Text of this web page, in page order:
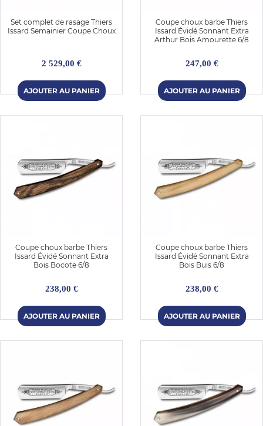
Set complet de rasage Thiers
Issard Semainier Coupe Choux
2 529,00 €
Coupe choux barbe Thiers
Issard Évidé Sonnant Extra
Arthur Bois Amourette 6/8
247,00 €
Coupe choux barbe Thiers
Issard Évidé Sonnant Extra
Bois Bocote 6/8
238,00 €
Coupe choux barbe Thiers
Issard Évidé Sonnant Extra
Bois Buis 6/8
238,00 €